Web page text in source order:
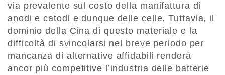
via prevalente sul costo della manifattura di
anodi e catodi e dunque delle celle. Tuttavia, il
dominio della Cina di questo materiale e la
difficoltà di svincolarsi nel breve periodo per
mancanza di alternative affidabili renderà
ancor più competitive l’industria delle batterie